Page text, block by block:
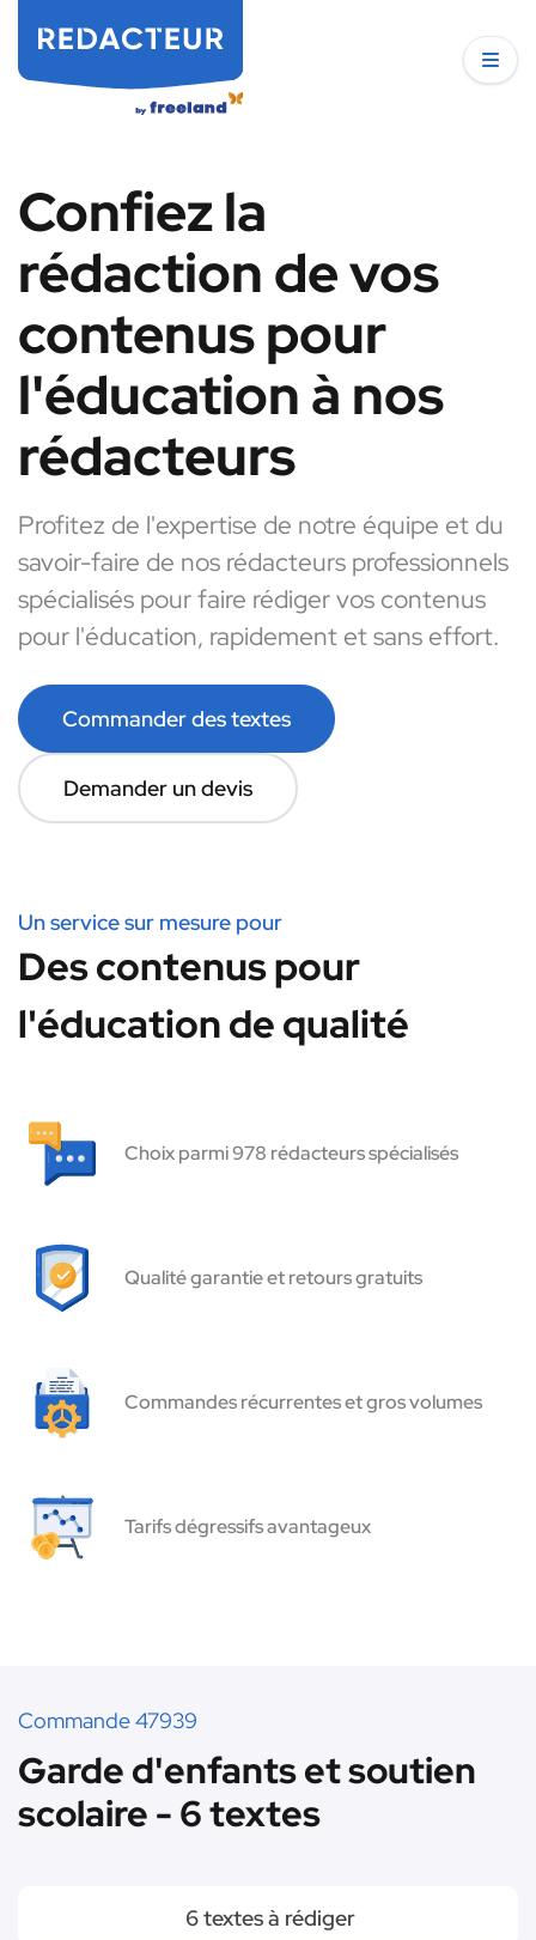
Confiez la
rédaction de vos
contenus pour
l'éducation à nos
rédacteurs
Profitez de l'expertise de notre équipe et du
savoir-faire de nos rédacteurs professionnels
spécialisés pour faire rédiger vos contenus
pour l'éducation, rapidement et sans effort.
Commander des textes
Demander un devis
Un service sur mesure pour
Des contenus pour
l'éducation de qualité
Choix parmi 978 rédacteurs spécialisés
Qualité garantie et retours gratuits
Commandes récurrentes et gros volumes
Tarifs dégressifs avantageux
Commande 47939
Garde d'enfants et soutien
scolaire - 6 textes
6 textes à rédiger